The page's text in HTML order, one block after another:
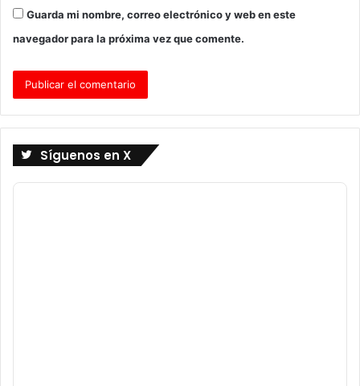
Guarda mi nombre, correo electrónico y web en este
navegador para la próxima vez que comente.
Síguenos en X